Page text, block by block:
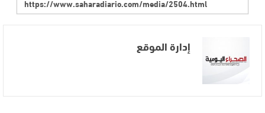
إدارة الموقع